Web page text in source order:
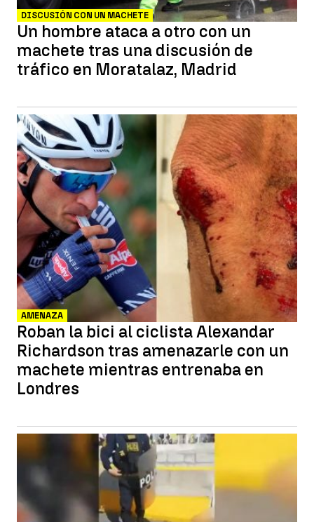
DISCUSIÓN CON UN MACHETE
Un hombre ataca a otro con un
machete tras una discusión de
tráfico en Moratalaz, Madrid
AMENAZA
Roban la bici al ciclista Alexandar
Richardson tras amenazarle con un
machete mientras entrenaba en
Londres